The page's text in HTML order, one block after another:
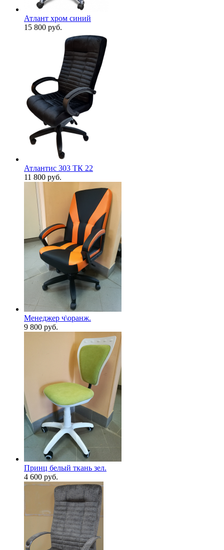
Атлант хром синий
15 800 руб.
Атлантис 303 ТК 22
11 800 руб.
Менеджер ч\оранж.
9 800 руб.
Принц белый ткань зел.
4 600 руб.